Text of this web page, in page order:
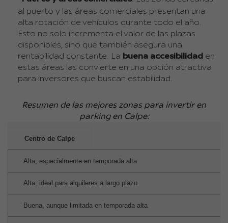
al puerto y las áreas comerciales presentan una
alta rotación de vehículos durante todo el año.
Esto no solo incrementa el valor de las plazas
disponibles, sino que también asegura una
rentabilidad constante. La buena accesibilidad en
estas áreas las convierte en una opción atractiva
para inversores que buscan estabilidad.
Resumen de las mejores zonas para invertir en
parking en Calpe:
Centro de Calpe
Alta, especialmente en temporada alta
Alta, ideal para alquileres a largo plazo
Buena, aunque limitada en temporada alta